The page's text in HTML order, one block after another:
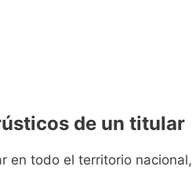
de un titular
en todo el territorio nacional,